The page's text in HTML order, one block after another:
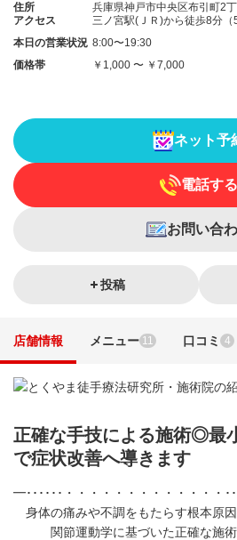
住所
兵庫県神戸市中央区布引町2
アクセス
三ノ宮駅(ＪＲ)から徒歩8分（
本日の営業状況 8:00〜19:30
価格帯
￥1,000 〜 ￥7,000
ネット予
電話する
お問い合
投稿
店舗情報 メニュー 11 口コミ 4
正確な手技による施術◎最
で症状改善へ導きます
━･･････・・・・・・・・・・・・・･
身体の痛みや不調をもたらす根本原因
関節運動学に基づいた正確な施